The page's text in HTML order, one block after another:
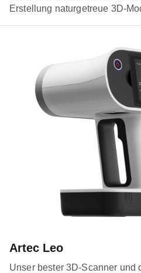
Erstellung naturgetreue 3D-
Artec Leo
Unser bester 3D-Scanner und